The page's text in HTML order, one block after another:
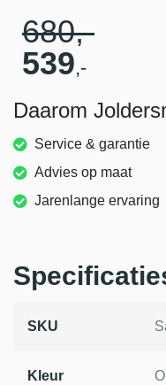
680,-
539,-
Daarom
Service & garantie
Advies op maat
Jarenlange ervaring
SKU
Kleur